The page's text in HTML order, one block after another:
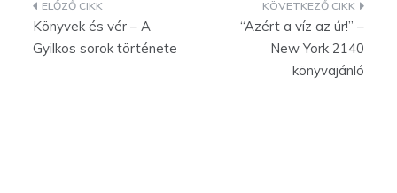
Bejegyzés
navigáció
Könyvek és vér – A
Gyilkos sorok története
“Azért a víz az úr!” –
New York 2140
könyvajánló